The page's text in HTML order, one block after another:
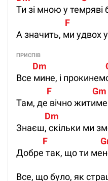
Ти зі мною у темряві
F
А значить, ми удвох
ПРИСПІВ
Dm
Все мине, і
               F                    Gm
Там, де вічно
Dm
Знаєш, скільки ми
F
Добре так, що ти
Все, що було, як